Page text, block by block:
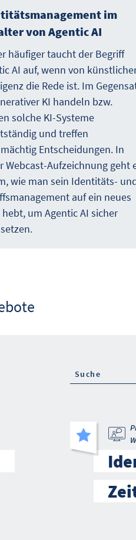
im
von Agentic AI
häufiger taucht der Begriff
AI auf, wenn von
die Rede ist. Im
KI handeln bzw.
solche KI-Systeme
und treffen
Entscheidungen. In
Webcast-Aufzeichnung geht
wie man sein Identitäts-
auf ein neues
hebt, um Agentic AI sicher